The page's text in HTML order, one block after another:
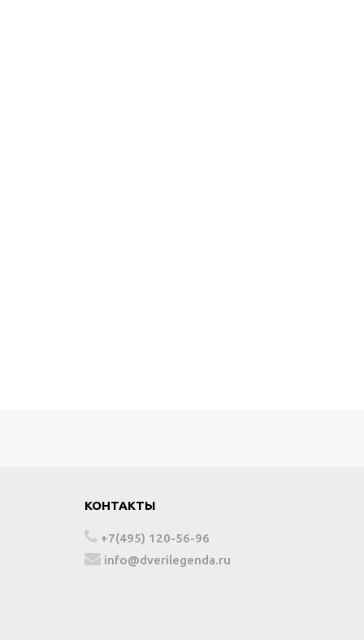
КОНТАКТЫ
+7(495) 120-56-96
info@dverilegenda.ru